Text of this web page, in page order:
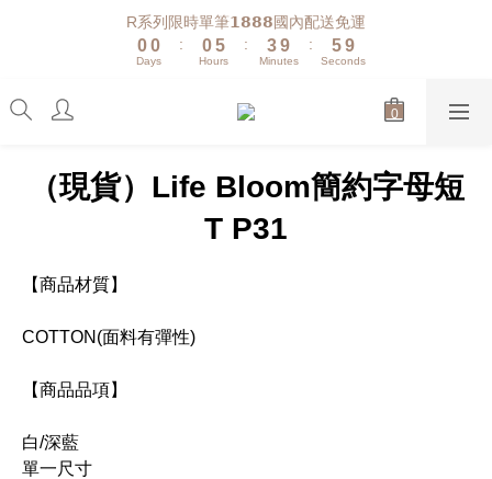
R系列限時單筆𝟭𝟴𝟴𝟴國內配送免運
1
0
1
0
Days
:
1
0
6
5
4
Hours
:
4
3
2
9
8
3
2
1
Minutes
:
6
5
4
9
8
3
Seconds
（現貨）Life Bloom簡約字母短
T P31
【商品材質】
COTTON(面料有彈性)
【商品品項】
白/深藍
單一尺寸